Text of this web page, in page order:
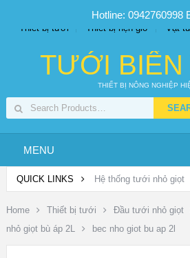
SP PHUN SƯƠNG GIÁ TỐT Bộ
Thiết bị tưới
Thiết bị hẹn giờ Vật
TƯỚI BIỂN
THIẾT BỊ NÔNG NGHIỆP
MENU
QUICK LINKS Hệ thống tưới nhỏ giọt
Home Thiết bị tưới Đầu tưới nhỏ giọt
nhỏ giọt bù áp 2L
bec nho giot bu ap 2l
Hotline: 0942760998